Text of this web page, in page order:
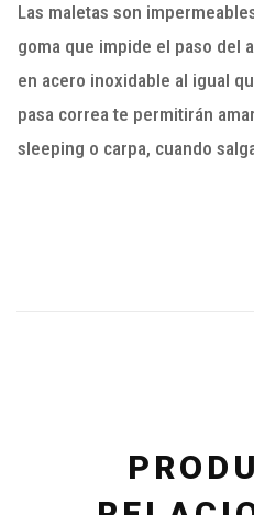
Las maletas son
goma que impide el paso del
en acero inoxidable al igual
pasa correa te permitirán
sleeping o carpa, cuando